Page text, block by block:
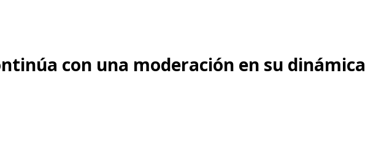
con una moderación en su dinámica